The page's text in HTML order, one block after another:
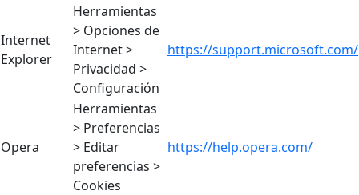
Internet
Explorer
Herramientas
> Opciones de
Internet >
Privacidad >
Configuración
https://support.microsoft.com/
Opera
Herramientas
> Preferencias
> Editar
preferencias >
Cookies
https://help.opera.com/